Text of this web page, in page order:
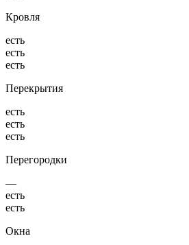
Кровля
есть
есть
есть
Перекрытия
есть
есть
есть
Перегородки
—
есть
есть
Окна